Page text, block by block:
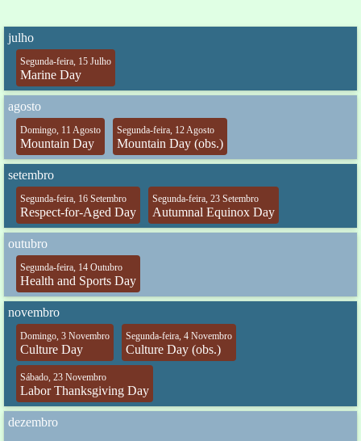
julho
Segunda-feira, 15 Julho
Marine Day
agosto
Domingo, 11 Agosto
Mountain Day
Segunda-feira, 12 Agosto
Mountain Day (obs.)
setembro
Segunda-feira, 16 Setembro
Respect-for-Aged Day
Segunda-feira, 23 Setembro
Autumnal Equinox Day
outubro
Segunda-feira, 14 Outubro
Health and Sports Day
novembro
Domingo, 3 Novembro
Culture Day
Segunda-feira, 4 Novembro
Culture Day (obs.)
Sábado, 23 Novembro
Labor Thanksgiving Day
dezembro